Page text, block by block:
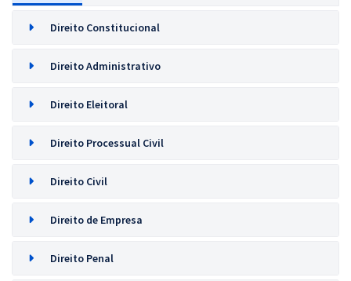
Direito Constitucional
Direito Administrativo
Direito Eleitoral
Direito Processual Civil
Direito Civil
Direito de Empresa
Direito Penal